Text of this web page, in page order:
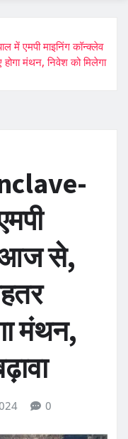
एमपी माइनिंग कॉन्क्लेव
मंथन, निवेश को मिलेगा
आज से,
मंथन,
0